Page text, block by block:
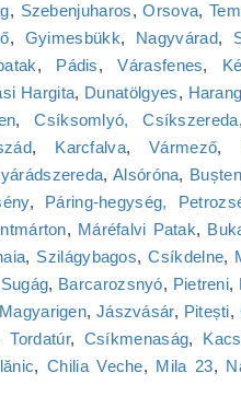
, Szebenjuharos,Orsova,
, Gyimesbükk, Nagyvárad,
, Pádis,Várasfenes,
Hargita, Dunatölgyes,
,Csíksomlyó, Csíkszereda
, Karcfalva,Vármező,
,Alsóróna,
, Páring-hegység,
, Máréfalvi Patak,
, Szilágybagos,Csíkdelne,
Sugág, Barcarozsnyó, Pietreni,
Magyarigen, Jászvásár, Pitești,
Tordatúr, Csíkmenaság,
,Chilia Veche, Mila 23,